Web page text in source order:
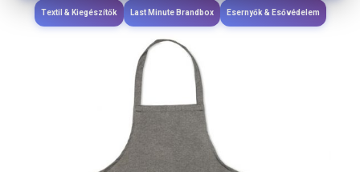
Textil & Kiegészítők Last Minute Brandbox Esernyők & Esővédelem